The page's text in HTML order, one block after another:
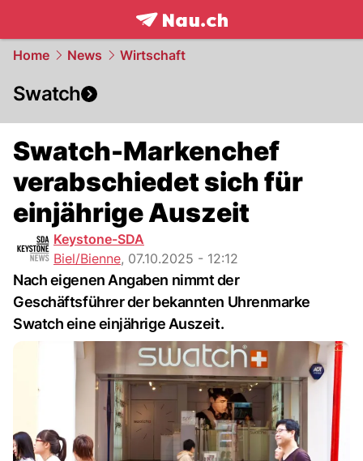
frontpage.NAU.ch
Home News Wirtschaft
Swatch
Swatch-Markenchef
verabschiedet sich für
einjährige Auszeit
Keystone-SDA
Biel/Bienne, 07.10.2025 - 12:12
Nach eigenen Angaben nimmt der
Geschäftsführer der bekannten Uhrenmarke
Swatch eine einjährige Auszeit.